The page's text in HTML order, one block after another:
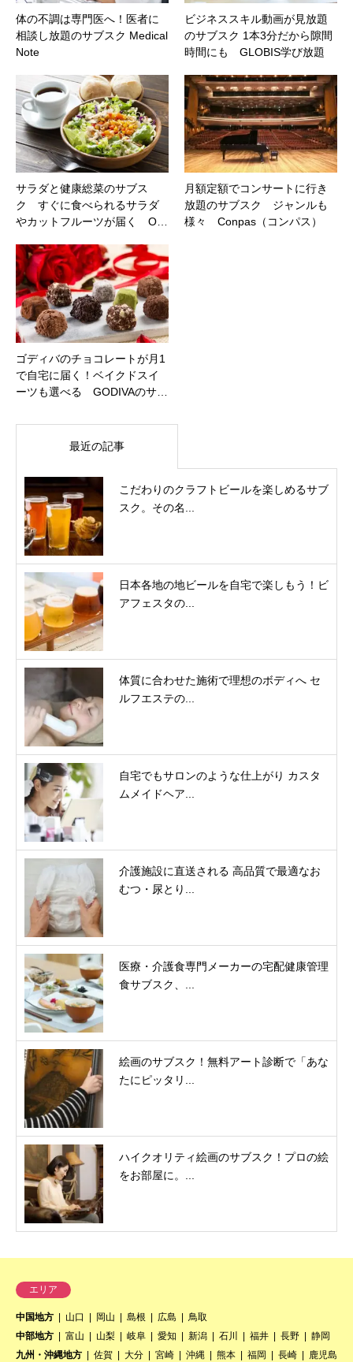
体の不調は専門医へ！医者に
相談し放題のサブスク Medical
Note
ビジネススキル動画が見放題
のサブスク 1本3分だから隙間
時間にも GLOBIS学び放題
サラダと健康総菜のサブス
ク すぐに食べられるサラダ
やカットフルーツが届く O…
月額定額でコンサートに行き
放題のサブスク ジャンルも
様々 Conpas（コンパス）
ゴディバのチョコレートが月1
で自宅に届く！ベイクドスイ
ーツも選べる GODIVAのサ…
最近の記事
こだわりのクラフトビールを楽しめるサブ
スク。その名...
日本各地の地ビールを自宅で楽しもう！ビ
アフェスタの...
体質に合わせた施術で理想のボディへ セ
ルフエステの...
自宅でもサロンのような仕上がり カスタ
ムメイドヘア...
介護施設に直送される 高品質で最適なお
むつ・尿とり...
医療・介護食専門メーカーの宅配健康管理
食サブスク、...
絵画のサブスク！無料アート診断で「あな
たにピッタリ...
ハイクオリティ絵画のサブスク！プロの絵
をお部屋に。...
エリア
中国地方 山口 岡山 島根 広島
鳥取
中部地方
富山 山梨 岐阜 愛知 新潟 石川 福井 長野
静岡
九州・沖縄地方
佐賀 大分 宮崎 沖縄 熊本 福岡 長崎
鹿児島